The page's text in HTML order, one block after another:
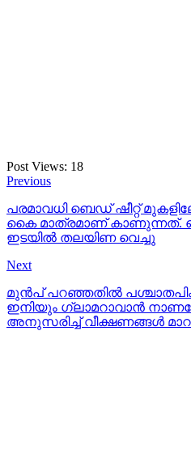
Post Views: 18
Previous
പരമാവധി ബെഡ് ഷീറ്റ്
കൈ മാത്രമാണ് കാണുന്നത്.
ഇടയിൽ തലയിണ വെച്ചു
Next
മുന്‍പ് പറഞ്ഞതിൽ
ഇനിയും ഗ്ലാമറാവാന്‍
അനുസരിച്ച് വീക്ഷണങ്ങള്‍